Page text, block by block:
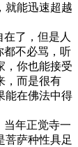
就能迅速超越
了，但是人
都不必骂，听
，你也能接受
，而是很有
能在佛法中得
年正觉寺一
菩萨种性具足